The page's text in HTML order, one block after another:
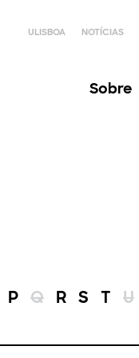
ULISBOA NOTÍCIAS
Sobre
P Q R S T U